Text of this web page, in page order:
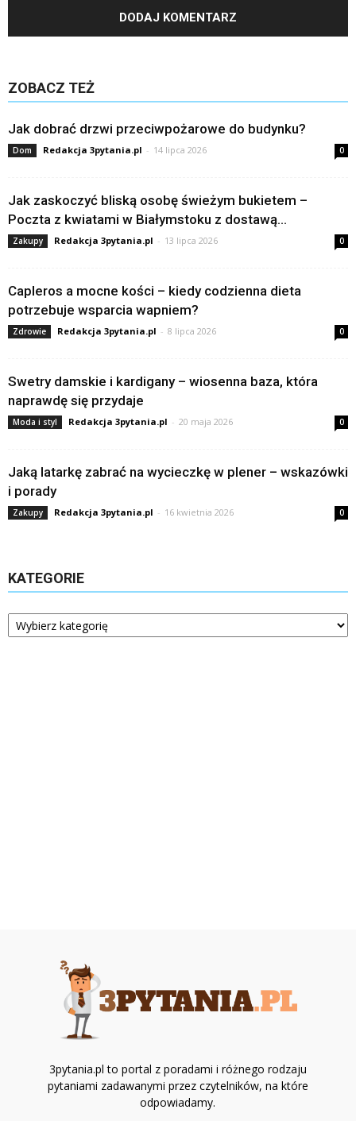
ZOBACZ TEŻ
Jak dobrać drzwi przeciwpożarowe do budynku?
Dom Redakcja 3pytania.pl - 14 lipca 2026 0
Jak zaskoczyć bliską osobę świeżym bukietem –
Poczta z kwiatami w Białymstoku z dostawą...
Zakupy Redakcja 3pytania.pl - 13 lipca 2026 0
Capleros a mocne kości – kiedy codzienna dieta
potrzebuje wsparcia wapniem?
Zdrowie Redakcja 3pytania.pl - 8 lipca 2026 0
Swetry damskie i kardigany – wiosenna baza, która
naprawdę się przydaje
Moda i styl Redakcja 3pytania.pl - 20 maja 2026 0
Jaką latarkę zabrać na wycieczkę w plener – wskazówki
i porady
Zakupy Redakcja 3pytania.pl - 16 kwietnia 2026 0
KATEGORIE
Kategorie
3pytania.pl to portal z poradami i różnego rodzaju
pytaniami zadawanymi przez czytelników, na które
odpowiadamy.